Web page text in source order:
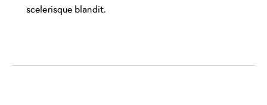
scelerisque blandit.